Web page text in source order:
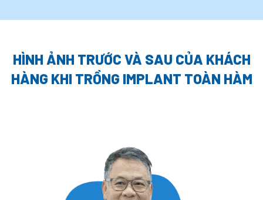
HÌNH ẢNH TRƯỚC VÀ SAU CỦA KHÁCH
HÀNG KHI TRỒNG IMPLANT TOÀN HÀM